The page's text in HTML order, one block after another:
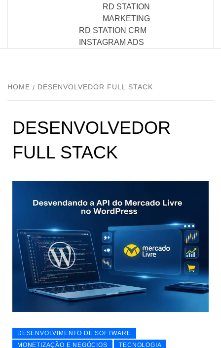
RD STATION
MARKETING
RD STATION CRM
INSTAGRAM ADS
HOME DESENVOLVEDOR FULL STACK
DESENVOLVEDOR
FULL STACK
DESENVOLVIMENTO DE SOFTWARE
MONETIZAÇÃO E NEGÓCIOS
TECNOLOGIA